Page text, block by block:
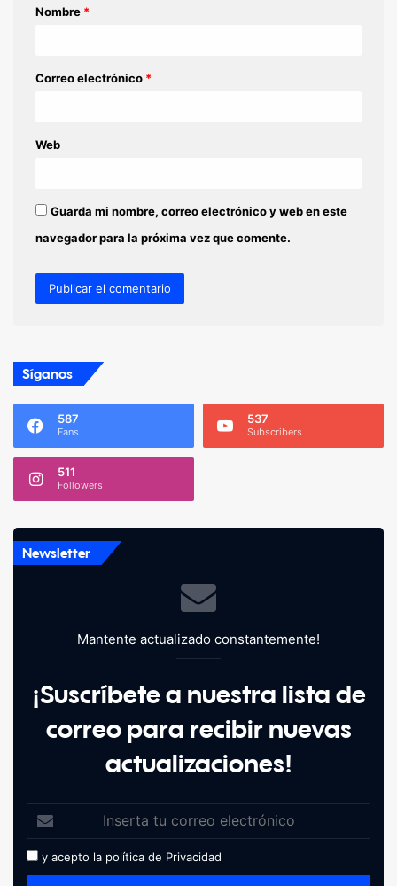
r
Nombre *
Correo electrónico *
Web
Guarda mi nombre, correo electrónico y web en este
navegador para la próxima vez que comente.
Síganos
587
Fans
537
Subscribers
511
Followers
Newsletter
Mantente actualizado constantemente!
¡Suscríbete a nuestra lista de
correo para recibir nuevas
actualizaciones!
y acepto la política de Privacidad